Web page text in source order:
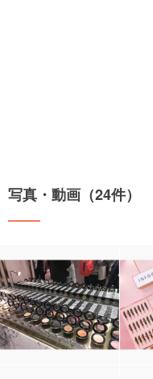
写真・動画（24件）